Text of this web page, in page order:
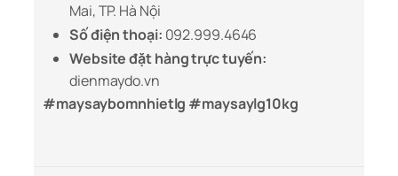
Mai, TP. Hà Nội
Số điện thoại: 092.999.4646
Website đặt hàng trực tuyến:
dienmaydo.vn
#maysaybomnhietlg #maysaylg10kg